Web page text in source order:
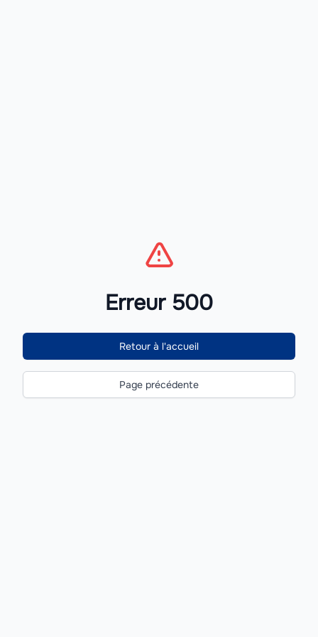
Erreur 500
Retour à l'accueil
Page précédente